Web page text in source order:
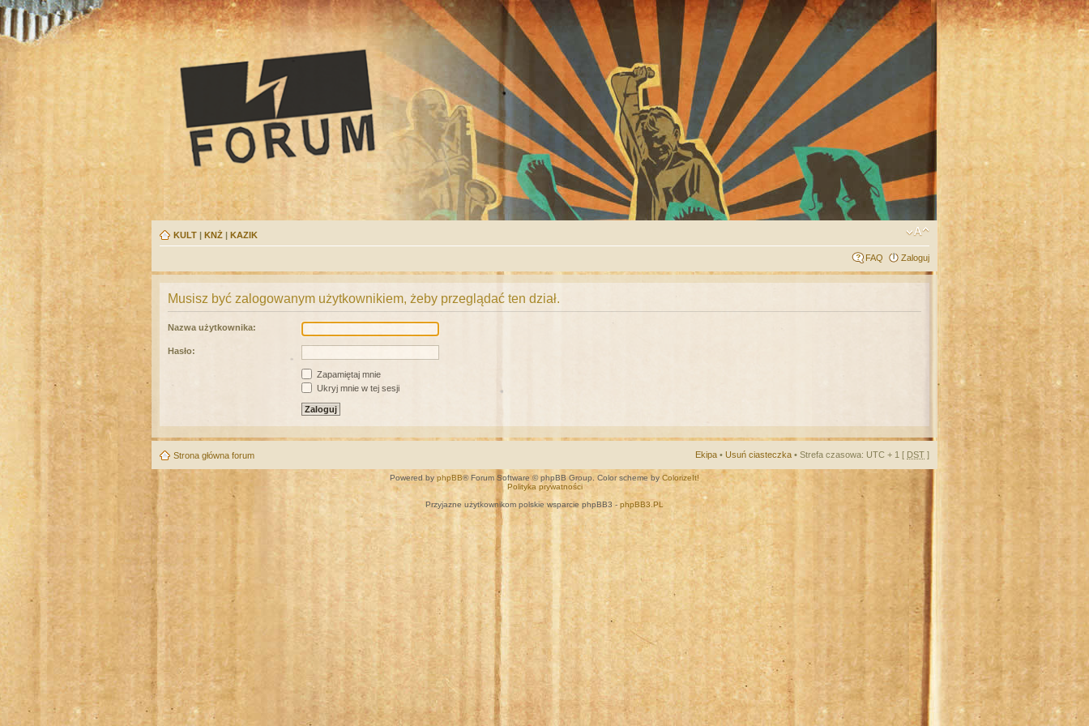
KULT | KNŻ | KAZIK
FAQ Zaloguj
Musisz być zalogowanym użytkownikiem, żeby przeglądać ten dział.
Nazwa użytkownika:
Hasło:
Zapamiętaj mnie
Ukryj mnie w tej sesji
Strona główna forum Ekipa • Usuń ciasteczka • Strefa czasowa: UTC + 1 [ DST ]
Powered by phpBB® Forum Software © phpBB Group. Color scheme by ColorizeIt!
Polityka prywatności
Przyjazne użytkownikom polskie wsparcie phpBB3 - phpBB3.PL